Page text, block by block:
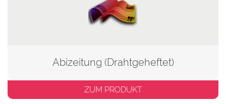
Abizeitung (Drahtgeheftet)
ZUM PRODUKT